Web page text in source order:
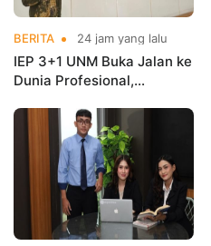
BERITA 24 jam yang lalu
IEP 3+1 UNM Buka Jalan ke
Dunia Profesional,
Kementerian Koperasi